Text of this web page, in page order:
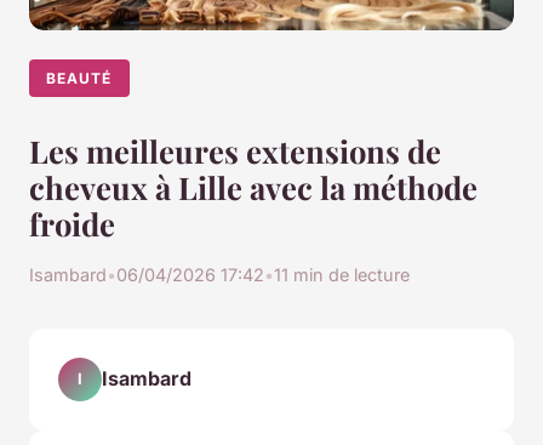
BEAUTÉ
Les meilleures extensions de
cheveux à Lille avec la méthode
froide
Isambard•06/04/2026 17:42•11 min de lecture
I Isambard